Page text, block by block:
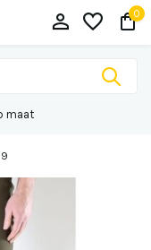
0
maat